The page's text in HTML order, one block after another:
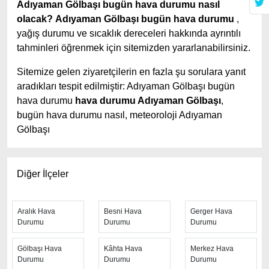
Adıyaman Gölbaşı bugün hava durumu nasıl
olacak? Adıyaman Gölbaşı bugün hava durumu ,
yağış durumu ve sıcaklık dereceleri hakkında ayrıntılı
tahminleri öğrenmek için sitemizden yararlanabilirsiniz.
Sitemize gelen ziyaretçilerin en fazla şu sorulara yanıt
aradıkları tespit edilmiştir: Adıyaman Gölbaşı bugün
hava durumu hava durumu Adıyaman Gölbaşı,
bugün hava durumu nasıl, meteoroloji Adıyaman
Gölbaşı
yapan site; hava durumu 15 günlük sitesidir.
durumu
günlük, hava durumu 10 günlük hava durumu 15 güne
kadar uzatılmış hava tahminleri ile tahminlerinin
yanında daha fazla ayrıntının yer aldığı saatlik hava
durumu tahminlerini bulabilirsiniz. Bu sitede yer alan
Diğer İlçeler
Aralık Hava
Durumu
Besni Hava
Durumu
Gerger Hava
Durumu
Gölbaşı Hava
Durumu
Kâhta Hava
Durumu
Merkez Hava
Durumu